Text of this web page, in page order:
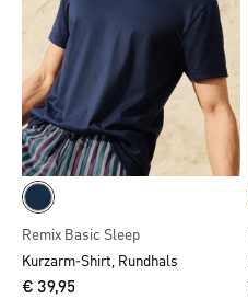
Remix Basic Sleep
Kurzarm-Shirt, Rundhals
€ 39,95